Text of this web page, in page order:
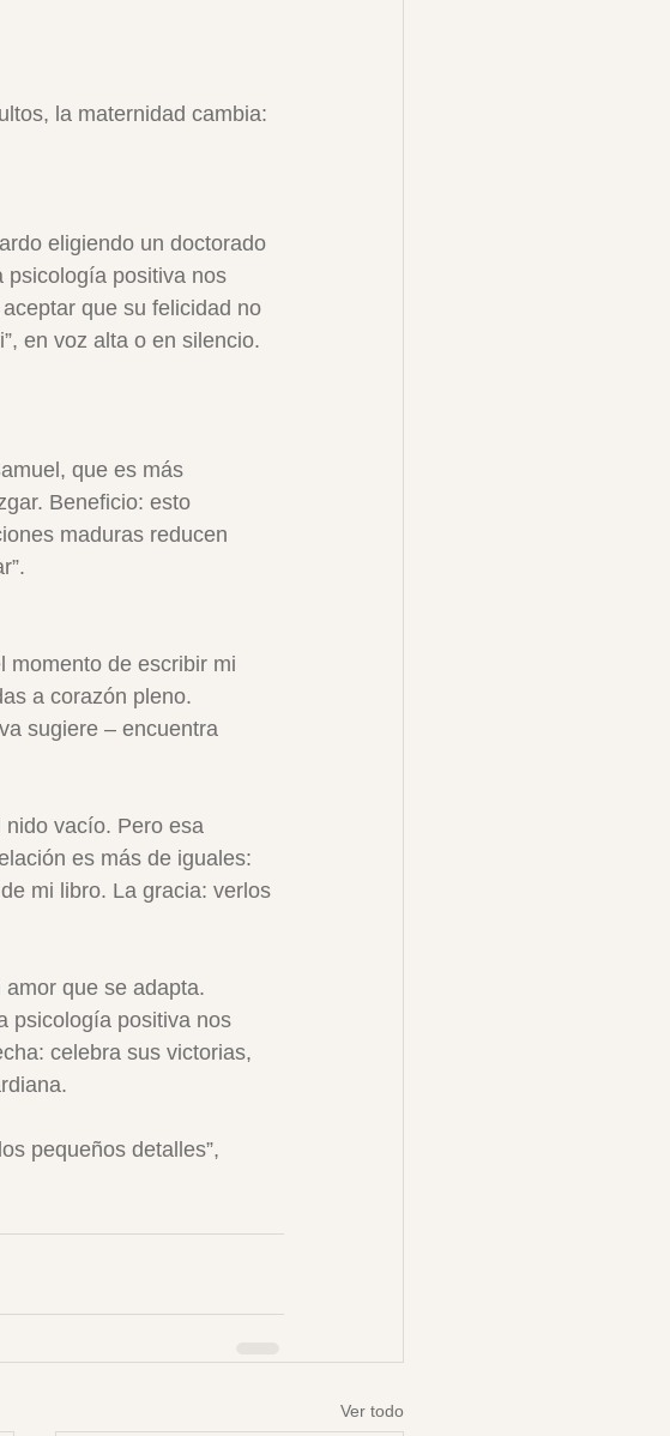
la maternidad cambia:
eligiendo un doctorado
psicología positiva nos
que su felicidad no
en voz alta o en silencio.
que es más
Beneficio: esto
maduras reducen
momento de escribir mi
a corazón pleno.
sugiere – encuentra
vacío. Pero esa
es más de iguales:
mi libro. La gracia: verlos
que se adapta.
psicología positiva nos
celebra sus victorias,
pequeños detalles”,
Ver todo